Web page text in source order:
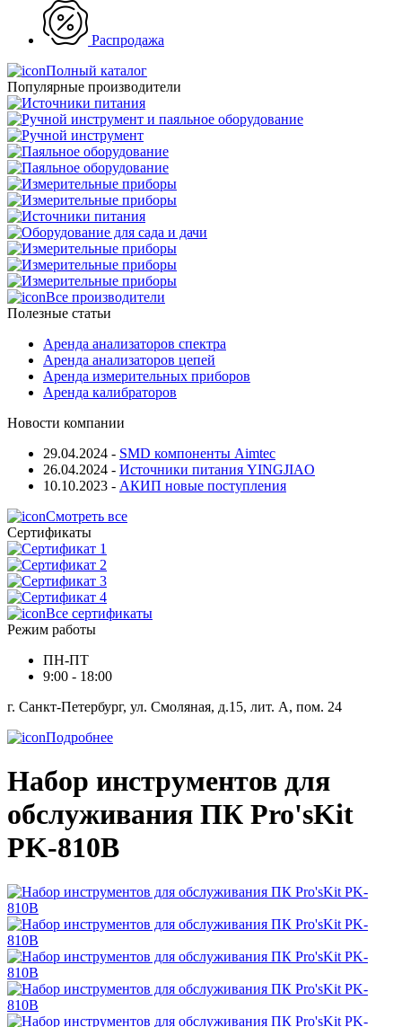
Распродажа
Полный каталог
Популярные производители
Все производители
Полезные статьи
Аренда анализаторов спектра
Аренда анализаторов цепей
Аренда измерительных приборов
Аренда калибраторов
Новости компании
29.04.2024 - SMD компоненты Aimtec
26.04.2024 - Источники питания YINGJIAO
10.10.2023 - АКИП новые поступления
Смотреть все
Сертификаты
Все сертификаты
Режим работы
ПН-ПТ
9:00 - 18:00
г. Санкт-Петербург, ул. Смоляная, д.15, лит. А, пом. 24
Подробнее
Набор инструментов для
обслуживания ПК Pro'sKit
PK-810B